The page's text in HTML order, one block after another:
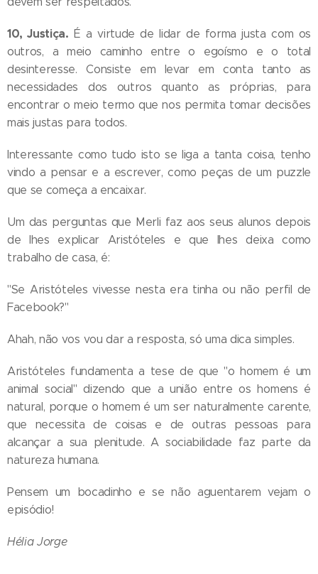
10, Justiça. É a virtude de lidar de forma justa com os
outros, a meio caminho entre o egoísmo e o total
desinteresse. Consiste em levar em conta tanto as
necessidades dos outros quanto as próprias, para
encontrar o meio termo que nos permita tomar decisões
mais justas para todos.
Interessante como tudo isto se liga a tanta coisa, tenho
vindo a pensar e a escrever, como peças de um puzzle
que se começa a encaixar.
Um das perguntas que Merli faz aos seus alunos depois
de lhes explicar Aristóteles e que lhes deixa como
trabalho de casa, é:
"Se Aristóteles vivesse nesta era tinha ou não perfil de
Facebook?"
Ahah, não vos vou dar a resposta, só uma dica simples.
Aristóteles fundamenta a tese de que "o homem é um
animal social" dizendo que a união entre os homens é
natural, porque o homem é um ser naturalmente carente,
que necessita de coisas e de outras pessoas para
alcançar a sua plenitude. A sociabilidade faz parte da
natureza humana.
Pensem um bocadinho e se não aguentarem vejam o
episódio!
Hélia Jorge